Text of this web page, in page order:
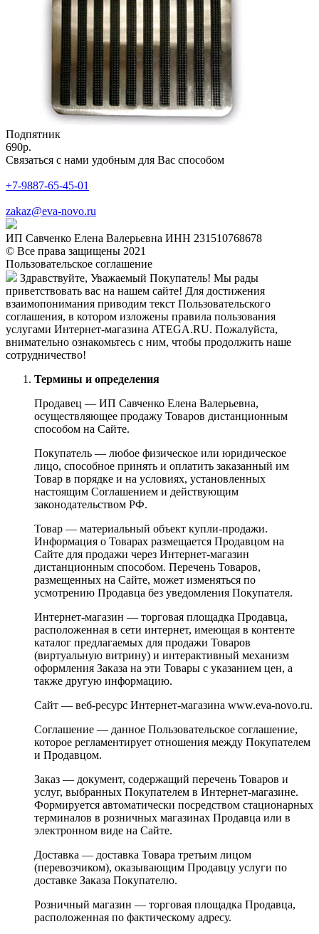
Подпятник
690р.
Связаться с нами удобным для Вас способом
+7-9887-65-45-01
zakaz@eva-novo.ru
ИП Савченко Елена Валерьевна ИНН 231510768678
© Все права защищены 2021
Пользовательское соглашение
Здравствуйте, Уважаемый Покупатель! Мы рады
приветствовать вас на нашем сайте! Для достижения
взаимопонимания приводим текст Пользовательского
соглашения, в котором изложены правила пользования
услугами Интернет-магазина ATEGA.RU. Пожалуйста,
внимательно ознакомьтесь с ним, чтобы продолжить наше
сотрудничество!
Термины и определения
Продавец — ИП Савченко Елена Валерьевна,
осуществляющее продажу Товаров дистанционным
способом на Сайте.
Покупатель — любое физическое или юридическое
лицо, способное принять и оплатить заказанный им
Товар в порядке и на условиях, установленных
настоящим Соглашением и действующим
законодательством РФ.
Товар — материальный объект купли-продажи.
Информация о Товарах размещается Продавцом на
Сайте для продажи через Интернет-магазин
дистанционным способом. Перечень Товаров,
размещенных на Сайте, может изменяться по
усмотрению Продавца без уведомления Покупателя.
Интернет-магазин — торговая площадка Продавца,
расположенная в сети интернет, имеющая в контенте
каталог предлагаемых для продажи Товаров
(виртуальную витрину) и интерактивный механизм
оформления Заказа на эти Товары с указанием цен, а
также другую информацию.
Сайт — веб-ресурс Интернет-магазина www.eva-novo.ru.
Соглашение — данное Пользовательское соглашение,
которое регламентирует отношения между Покупателем
и Продавцом.
Заказ — документ, содержащий перечень Товаров и
услуг, выбранных Покупателем в Интернет-магазине.
Формируется автоматически посредством стационарных
терминалов в розничных магазинах Продавца или в
электронном виде на Сайте.
Доставка — доставка Товара третьим лицом
(перевозчиком), оказывающим Продавцу услуги по
доставке Заказа Покупателю.
Розничный магазин — торговая площадка Продавца,
расположенная по фактическому адресу.